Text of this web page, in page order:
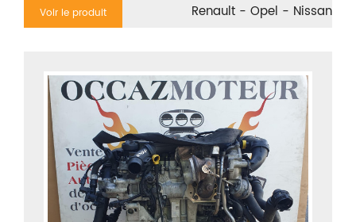
Renault - Opel - Nissan
Voir le produit